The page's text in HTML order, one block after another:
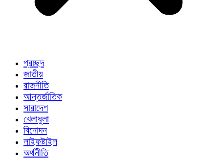
প্রচ্ছদ
জাতীয়
রাজনীতি
আন্তর্জাতিক
সারাদেশ
খেলাধুলা
বিনোদন
লাইফষ্টাইল
অর্থনীতি